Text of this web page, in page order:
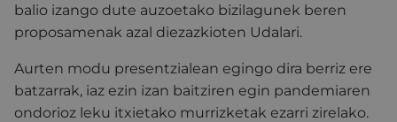
balio izango dute auzoetako bizilagunek beren
proposamenak azal diezazkioten Udalari.
Aurten modu presentzialean egingo dira berriz ere
batzarrak, iaz ezin izan baitziren egin pandemiaren
ondorioz leku itxietako murrizketak ezarri zirelako.